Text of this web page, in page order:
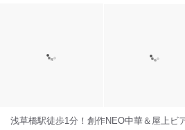
浅草橋駅徒歩1分！創作NEO中華＆屋上ビ